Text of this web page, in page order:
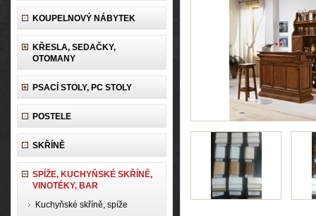
KOUPELNOVÝ NÁBYTEK
KŘESLA, SEDAČKY,
OTOMANY
PSACÍ STOLY, PC STOLY
POSTELE
SKŘÍNĚ
SPÍŽE, KUCHYŇSKÉ SKŘÍNĚ,
VINOTÉKY, BAR
Kuchyňské skříně, spíže